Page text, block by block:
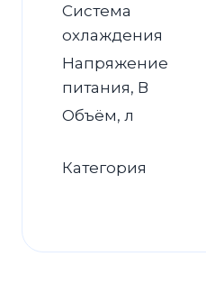
Система
охлаждения
Напряжение
питания, В
Объём, л
Категория